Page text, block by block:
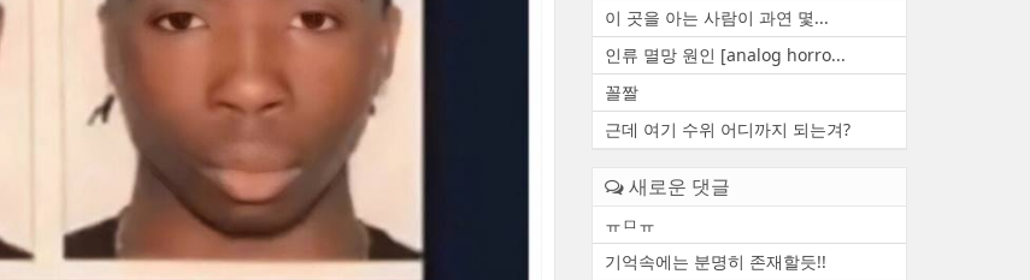
이 곳을 아는 사람이 과연 몇...
인류 멸망 원인 [analog horro...
꼴짤
근데 여기 수위 어디까지 되는겨?
새로운 댓글
ㅠㅁㅠ
기억속에는 분명히 존재할듯!!